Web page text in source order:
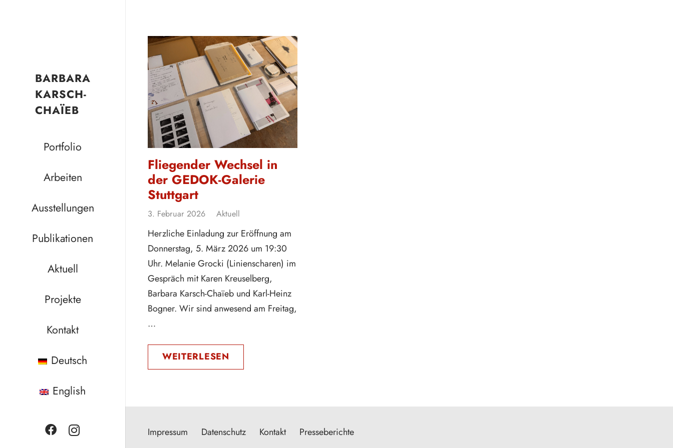
BARBARA
KARSCH-
CHAÏEB
Portfolio
Arbeiten
Ausstellungen
Publikationen
Aktuell
Projekte
Kontakt
Deutsch
English
Fliegender Wechsel in
der GEDOK-Galerie
Stuttgart
3. Februar 2026 Aktuell
Herzliche Einladung zur Eröffnung am
Donnerstag, 5. März 2026 um 19:30
Uhr. Melanie Grocki (Linienscharen) im
Gespräch mit Karen Kreuselberg,
Barbara Karsch-Chaïeb und Karl-Heinz
Bogner. Wir sind anwesend am Freitag,
…
WEITERLESEN
Impressum Datenschutz Kontakt Presseberichte